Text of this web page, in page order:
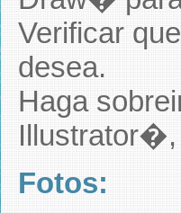
Verificar
desea.
Haga
Illustrator�,
Fotos: